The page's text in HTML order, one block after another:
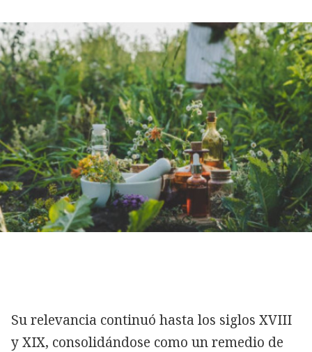
Su relevancia continuó hasta los siglos XVIII
y XIX, consolidándose como un remedio de